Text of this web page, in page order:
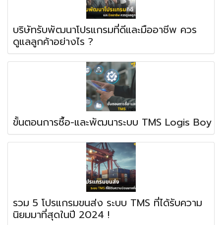
บริษัทรับพัฒนาโปรแกรมที่ดีและมืออาชีพ ควร
ดูแลลูกค้าอย่างไร ?
ขั้นตอนการซื้อ-และพัฒนาระบบ TMS Logis Boy
รวม 5 โปรแกรมขนส่ง ระบบ TMS ที่ได้รับความ
นิยมมาที่สุดในปี 2024 !